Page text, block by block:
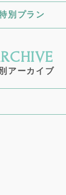
別プラン
ARCHIVE
アーカイブ